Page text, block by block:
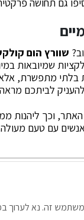
שוורץ הום
שמיובאות
בלתי מתפשרת, אלא
לביתכם
האתר, וכך ליהנות
עם טעם
למשתמש זה. נא לערוך